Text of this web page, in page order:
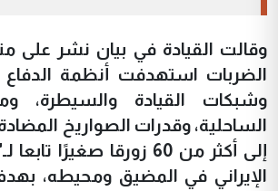
وقالت القيادة في بيان نشر على
الضربات استهدفت أنظمة الدفاع
وشبكات القيادة والسيطرة،
الساحلية، وقدرات الصواريخ
إلى أكثر من 60 زورقا صغيرًا
الإيراني في المضيق ومحيطه،